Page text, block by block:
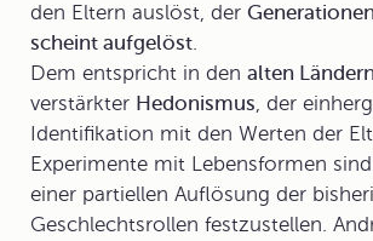
den Eltern auslöst, der
scheint aufgelöst.
Dem entspricht in den alten Ländern
verstärkter Hedonismus, der
Identifikation mit den Werten der
Experimente mit Lebensformen
einer partiellen Auflösung der
Geschlechtsrollen festzustellen.